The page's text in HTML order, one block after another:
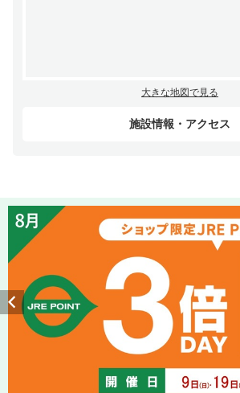
大きな地図で見る
施設情報・アクセス